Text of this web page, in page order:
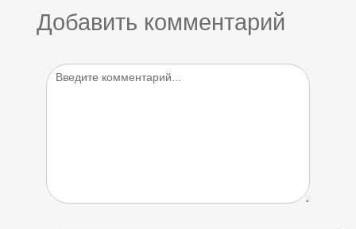
Добавить комментарий